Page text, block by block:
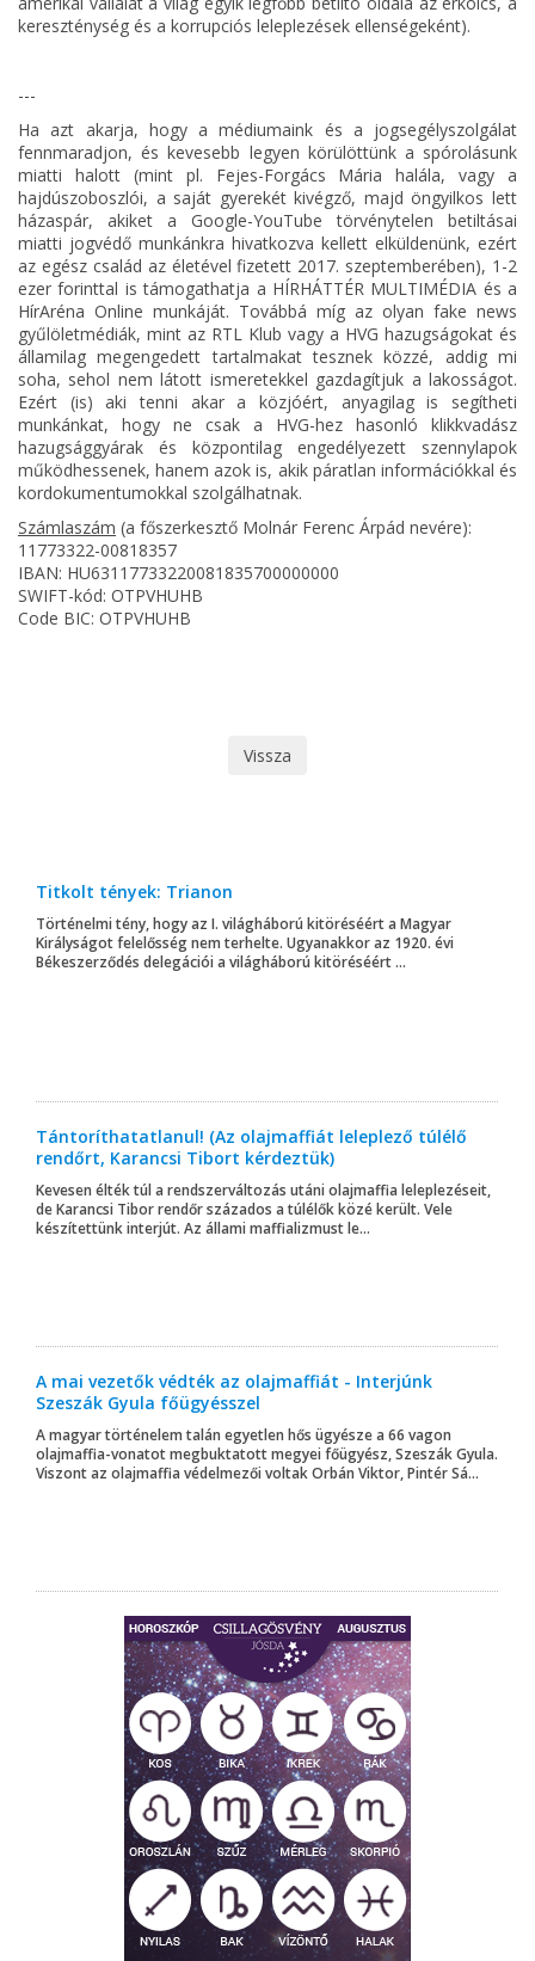
kereszténység és a korrupciós leleplezések ellenségeként).
---
Ha azt akarja, hogy a médiumaink és a jogsegélyszolgálat
fennmaradjon, és kevesebb legyen körülöttünk a spórolásunk
miatti halott (mint pl. Fejes-Forgács Mária halála, vagy a
hajdúszoboszlói, a saját gyerekét kivégző, majd öngyilkos lett
házaspár, akiket a Google-YouTube törvénytelen betiltásai
miatti jogvédő munkánkra hivatkozva kellett elküldenünk, ezért
az egész család az életével fizetett 2017. szeptemberében), 1-2
ezer forinttal is támogathatja a HÍRHÁTTÉR MULTIMÉDIA és a
HírAréna Online munkáját. Továbbá míg az olyan fake news
gyűlöletmédiák, mint az RTL Klub vagy a HVG hazugságokat és
államilag megengedett tartalmakat tesznek közzé, addig mi
soha, sehol nem látott ismeretekkel gazdagítjuk a lakosságot.
Ezért (is) aki tenni akar a közjóért, anyagilag is segítheti
munkánkat, hogy ne csak a HVG-hez hasonló klikkvadász
hazugsággyárak és központilag engedélyezett szennylapok
működhessenek, hanem azok is, akik páratlan információkkal és
kordokumentumokkal szolgálhatnak.
Számlaszám (a főszerkesztő Molnár Ferenc Árpád nevére):
11773322-00818357
IBAN: HU63117733220081835700000000
SWIFT-kód: OTPVHUHB
Code BIC: OTPVHUHB
Vissza
Titkolt tények: Trianon
Történelmi tény, hogy az I. világháború kitöréséért a Magyar
Királyságot felelősség nem terhelte. Ugyanakkor az 1920. évi
Békeszerződés delegációi a világháború kitöréséért ...
Tántoríthatatlanul! (Az olajmaffiát leleplező túlélő
rendőrt, Karancsi Tibort kérdeztük)
Kevesen élték túl a rendszerváltozás utáni olajmaffia leleplezéseit,
de Karancsi Tibor rendőr százados a túlélők közé került. Vele
készítettünk interjút. Az állami maffializmust le...
A mai vezetők védték az olajmaffiát - Interjúnk
Szeszák Gyula főügyésszel
A magyar történelem talán egyetlen hős ügyésze a 66 vagon
olajmaffia-vonatot megbuktatott megyei főügyész, Szeszák Gyula.
Viszont az olajmaffia védelmezői voltak Orbán Viktor, Pintér Sá...